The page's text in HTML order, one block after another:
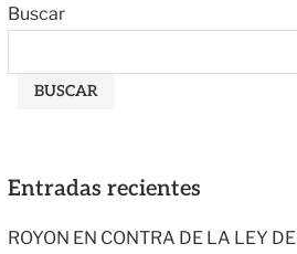
Buscar
BUSCAR
Entradas recientes
ROYON EN CONTRA DE LA LEY DE